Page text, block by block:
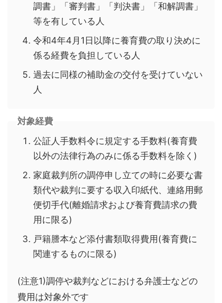
調書」「審判書」「判決書」「和解調書」
等を有している人
令和4年4月1日以降に養育費の取り決めに
係る経費を負担している人
過去に同様の補助金の交付を受けていない
人
対象経費
公証人手数料令に規定する手数料(養育費
以外の法律行為のみに係る手数料を除く)
家庭裁判所の調停申し立ての時に必要な書
類代や裁判に要する収入印紙代、連絡用郵
便切手代(離婚請求および養育費請求の費
用に限る)
戸籍謄本など添付書類取得費用(養育費に
関連するものに限る)
(注意1)調停や裁判などにおける弁護士などの
費用は対象外です